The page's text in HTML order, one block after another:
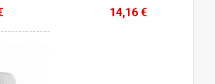
14,16 €